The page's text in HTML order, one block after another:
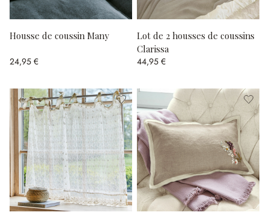
Housse de coussin Many
24,95 €
Lot de 2 housses de coussins
Clarissa
44,95 €